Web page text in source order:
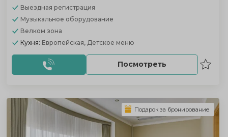
Выездная регистрация
Музыкальное оборудование
Велком зона
Кухня: Европейская, Детское меню
Посмотреть
Подарок за бронирование